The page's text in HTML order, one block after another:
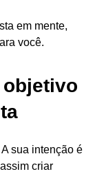
em mente,
você.
objetivo
sua intenção é
criar